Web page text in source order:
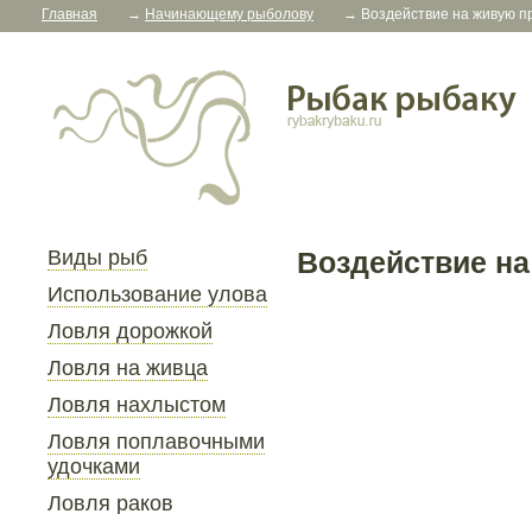
Главная → Начинающему рыболову → Воздействие на живую
Виды рыб
Использование улова
Ловля дорожкой
Ловля на живца
Ловля нахлыстом
Ловля поплавочными
удочками
Ловля раков
Воздействие